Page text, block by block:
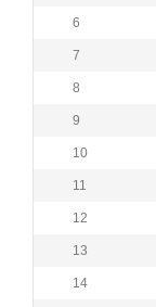
6
7
8
9
10
11
12
13
14